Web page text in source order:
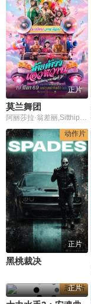
正片
莫兰舞团
阿丽莎拉·翁差丽,Sitthiphon Disamoe,Aukkarat Jittasiri
动作片
正片
黑桃裁决
恐怖片
正片